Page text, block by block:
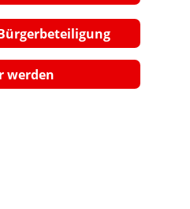
werden